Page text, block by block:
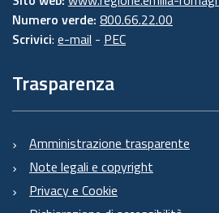
Numero verde: 800.66.22.00
Scrivici: e-mail - PEC
Trasparenza
Amministrazione trasparente
Note legali e copyright
Privacy e Cookie